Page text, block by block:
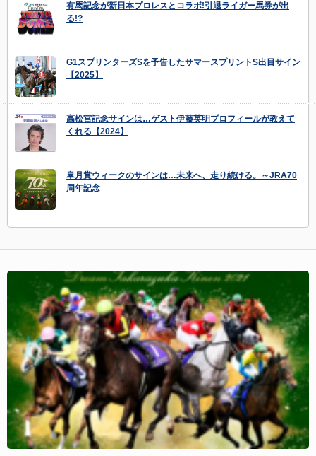
有馬記念が新日本プロレスとコラボ!引退ライガー馬券が出
る!?
G1スプリンターズSを予告したサマースプリントS出目サイン
【2025】
高松宮記念サインは…ゲスト伊藤英明プロフィールが教えて
くれる【2024】
皐月賞ウィークのサインは…未来へ、走り続ける。～JRA70
周年記念